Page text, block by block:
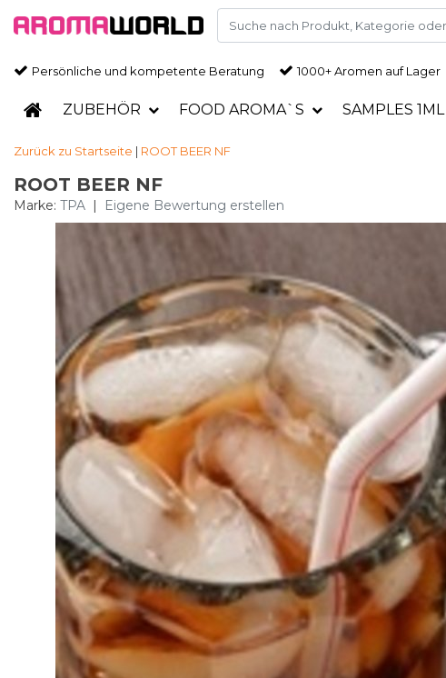
Persönliche und kompetente Beratung 1000+ Aromen auf Lager
ZUBEHÖR FOOD AROMA`S SAMPLES 1ML
Zurück zu Startseite | ROOT BEER NF
ROOT BEER NF
Marke: TPA | Eigene Bewertung erstellen